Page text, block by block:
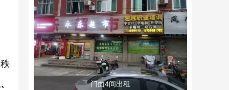
门面4间出租